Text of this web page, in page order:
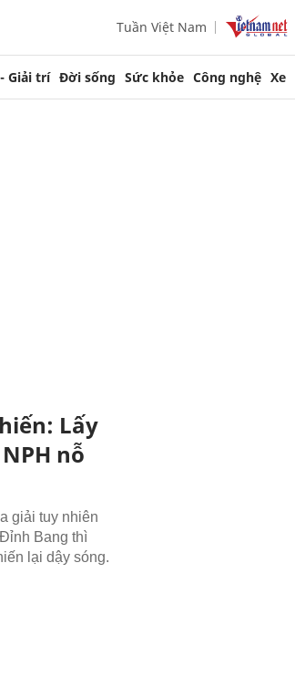
Tuần Việt Nam
Giải trí Đời sống Sức khỏe Công nghệ Xe
Lấy
nỗ
giải tuy nhiên
Bang thì
lại dậy sóng.